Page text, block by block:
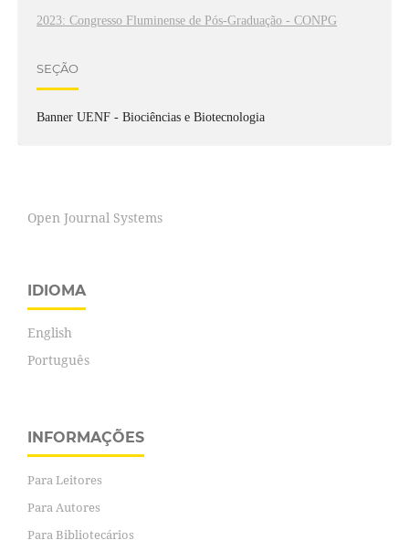
2023: Congresso Fluminense de Pós-Graduação - CONPG
SEÇÃO
Banner UENF - Biociências e Biotecnologia
Open Journal Systems
IDIOMA
English
Português
INFORMAÇÕES
Para Leitores
Para Autores
Para Bibliotecários